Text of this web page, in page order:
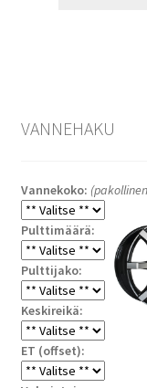
VANNEHAKU
Vannekoko:
Pulttimäärä:
Pulttijako:
Keskireikä:
ET (offset):